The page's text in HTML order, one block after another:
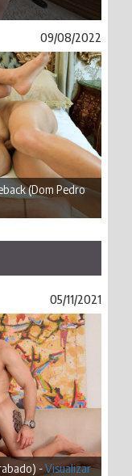
09/08/2022
(Dom Pedro
05/11/2021
-Visualizar